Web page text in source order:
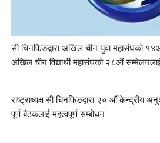
सी चिनफिङद्वारा अखिल चीन युवा महासंघको
अखिल चीन विद्यार्थी महासंघको २८औं
राष्ट्राध्यक्ष सी चिनफिङद्वारा २० औँ केन्द्रीय
पूर्ण बैठकलाई महत्वपूर्ण सम्बोधन